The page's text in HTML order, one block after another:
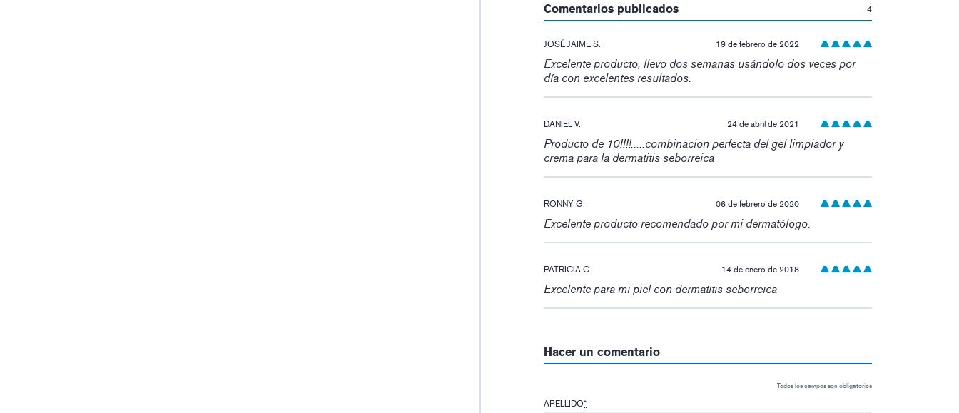
Comentarios publicados: 4
JOSÉ JAIME S. 19 de febrero de 2022
Excelente producto, llevo dos semanas usándolo dos veces por
día con excelentes resultados.
DANIEL V. 24 de abril de 2021
Producto de 10!!!!.....combinacion perfecta del gel limpiador y
crema para la dermatitis seborreica
RONNY G. 06 de febrero de 2020
Excelente producto recomendado por mi dermatólogo.
PATRICIA C. 14 de enero de 2018
Excelente para mi piel con dermatitis seborreica
Hacer un comentario
Todos los campos son obligatorios
APELLIDO*